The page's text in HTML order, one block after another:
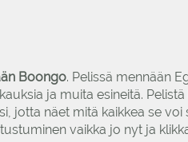
Boongo. Pelissä mennään
ja muita esineitä.
jotta näet mitä kaikkea se
vaikka jo nyt ja